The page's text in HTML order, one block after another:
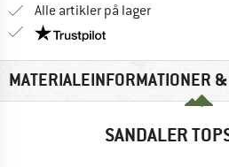
Alle artikler på lager
Vi er Trustpilot-
MATERIALEINFORMATIONER
SANDALER